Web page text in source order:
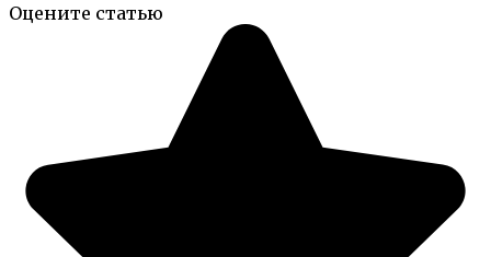
Оцените статью